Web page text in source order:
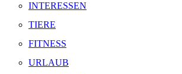
INTERESSEN
TIERE
FITNESS
URLAUB